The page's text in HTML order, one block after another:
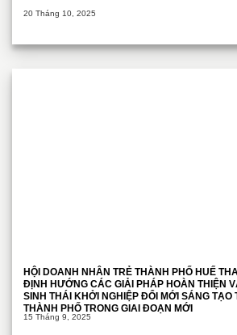
20 Tháng 10, 2025
HỘI DOANH NHÂN TRẺ THÀNH PHỐ HUẾ
ĐỊNH HƯỚNG CÁC GIẢI PHÁP HOÀN THIỆN
SINH THÁI KHỞI NGHIỆP ĐỔI MỚI SÁNG TẠO
THÀNH PHỐ TRONG GIAI ĐOẠN MỚI
15 Tháng 9, 2025